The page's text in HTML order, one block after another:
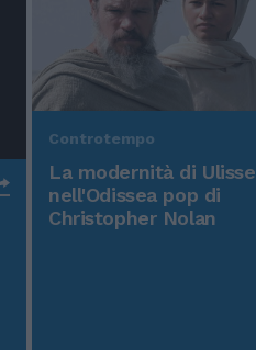
Controtempo
La modernità di Ulisse
nell'Odissea pop di
Christopher Nolan